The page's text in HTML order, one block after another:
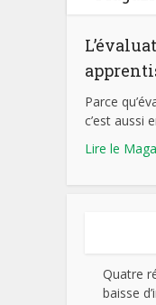
Parce
c’est aussi
Lire le
Quatre
baisse